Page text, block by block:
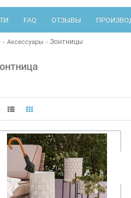
FAQ ОТЗЫВЫ
Аксессуары Зонтницы